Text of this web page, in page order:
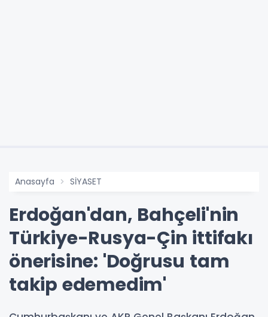
Anasayfa SİYASET
Erdoğan'dan, Bahçeli'nin
Türkiye-Rusya-Çin ittifakı
önerisine: 'Doğrusu tam
takip edemedim'